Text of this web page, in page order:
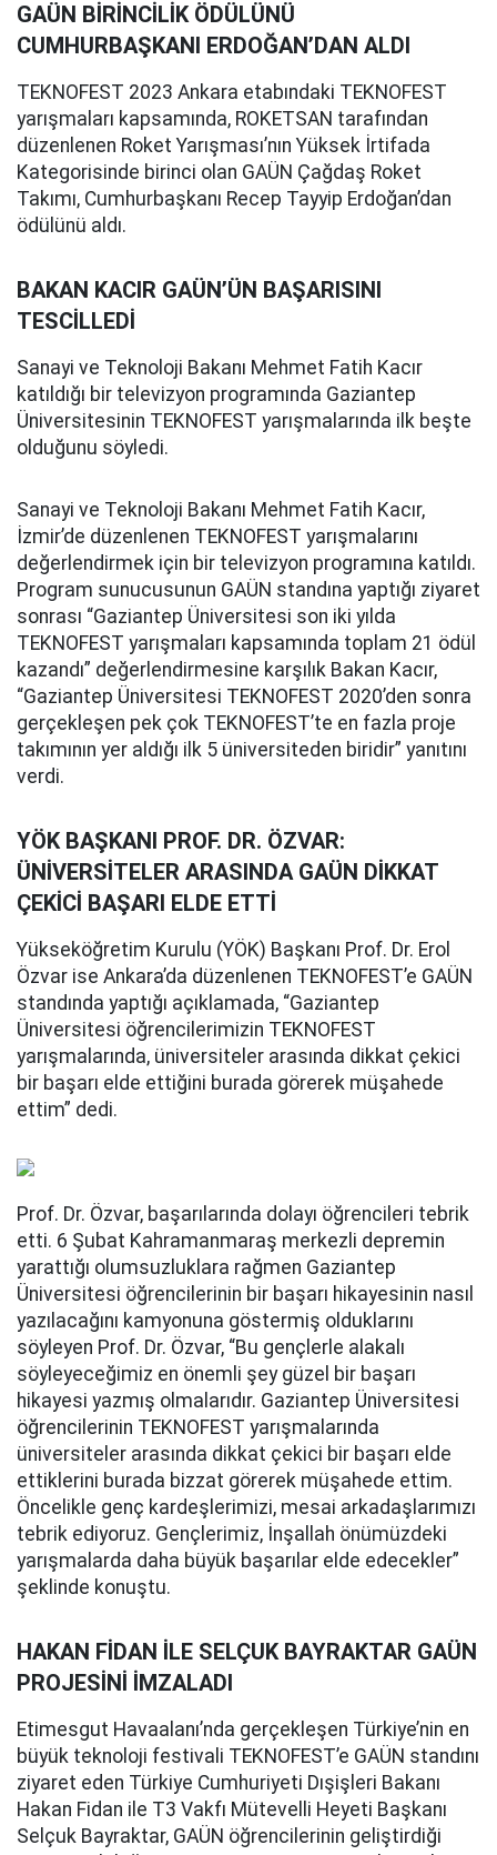
GAÜN BİRİNCİLİK ÖDÜLÜNÜ
CUMHURBAŞKANI ERDOĞAN’DAN ALDI
TEKNOFEST 2023 Ankara etabındaki TEKNOFEST
yarışmaları kapsamında, ROKETSAN tarafından
düzenlenen Roket Yarışması’nın Yüksek İrtifada
Kategorisinde birinci olan GAÜN Çağdaş Roket
Takımı, Cumhurbaşkanı Recep Tayyip Erdoğan’dan
ödülünü aldı.
BAKAN KACIR GAÜN’ÜN BAŞARISINI
TESCİLLEDİ
Sanayi ve Teknoloji Bakanı Mehmet Fatih Kacır
katıldığı bir televizyon programında Gaziantep
Üniversitesinin TEKNOFEST yarışmalarında ilk beşte
olduğunu söyledi.
Sanayi ve Teknoloji Bakanı Mehmet Fatih Kacır,
İzmir’de düzenlenen TEKNOFEST yarışmalarını
değerlendirmek için bir televizyon programına katıldı.
Program sunucusunun GAÜN standına yaptığı ziyaret
sonrası “Gaziantep Üniversitesi son iki yılda
TEKNOFEST yarışmaları kapsamında toplam 21 ödül
kazandı” değerlendirmesine karşılık Bakan Kacır,
“Gaziantep Üniversitesi TEKNOFEST 2020’den sonra
gerçekleşen pek çok TEKNOFEST’te en fazla proje
takımının yer aldığı ilk 5 üniversiteden biridir” yanıtını
verdi.
YÖK BAŞKANI PROF. DR. ÖZVAR:
ÜNİVERSİTELER ARASINDA GAÜN DİKKAT
ÇEKİCİ BAŞARI ELDE ETTİ
Yükseköğretim Kurulu (YÖK) Başkanı Prof. Dr. Erol
Özvar ise Ankara’da düzenlenen TEKNOFEST’e GAÜN
standında yaptığı açıklamada, “Gaziantep
Üniversitesi öğrencilerimizin TEKNOFEST
yarışmalarında, üniversiteler arasında dikkat çekici
bir başarı elde ettiğini burada görerek müşahede
ettim” dedi.
Prof. Dr. Özvar, başarılarında dolayı öğrencileri tebrik
etti. 6 Şubat Kahramanmaraş merkezli depremin
yarattığı olumsuzluklara rağmen Gaziantep
Üniversitesi öğrencilerinin bir başarı hikayesinin nasıl
yazılacağını kamyonuna göstermiş olduklarını
söyleyen Prof. Dr. Özvar, “Bu gençlerle alakalı
söyleyeceğimiz en önemli şey güzel bir başarı
hikayesi yazmış olmalarıdır. Gaziantep Üniversitesi
öğrencilerinin TEKNOFEST yarışmalarında
üniversiteler arasında dikkat çekici bir başarı elde
ettiklerini burada bizzat görerek müşahede ettim.
Öncelikle genç kardeşlerimizi, mesai arkadaşlarımızı
tebrik ediyoruz. Gençlerimiz, İnşallah önümüzdeki
yarışmalarda daha büyük başarılar elde edecekler”
şeklinde konuştu.
HAKAN FİDAN İLE SELÇUK BAYRAKTAR GAÜN
PROJESİNİ İMZALADI
Etimesgut Havaalanı’nda gerçekleşen Türkiye’nin en
büyük teknoloji festivali TEKNOFEST’e GAÜN standını
ziyaret eden Türkiye Cumhuriyeti Dışişleri Bakanı
Hakan Fidan ile T3 Vakfı Mütevelli Heyeti Başkanı
Selçuk Bayraktar, GAÜN öğrencilerinin geliştirdiği